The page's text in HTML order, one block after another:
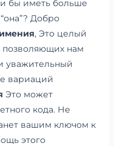
бы иметь больше
Добро
, Это целый
позволяющих нам
уважительный
вариаций
Это может
кода. Не
вашим ключом к
этого